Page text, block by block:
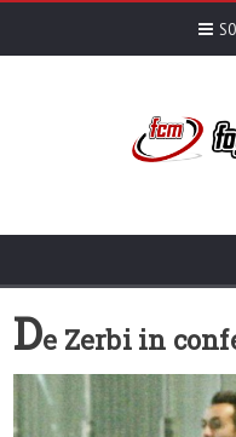
De Zerbi in